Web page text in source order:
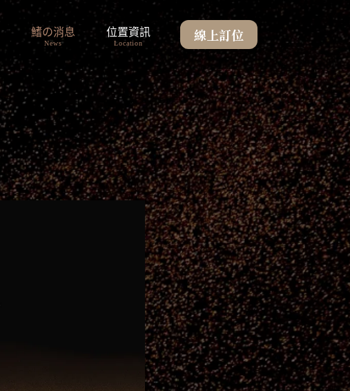
鰭の消息
News
位置資訊
Location 線上訂位